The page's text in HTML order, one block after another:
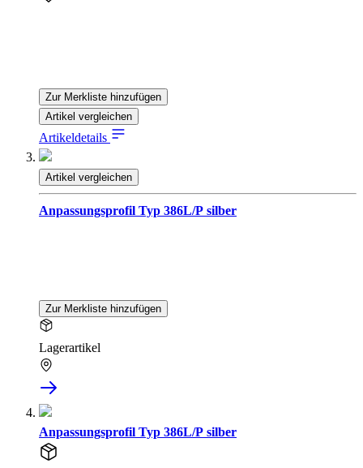
Zur Merkliste hinzufügen
Artikel vergleichen
Artikeldetails
Artikel vergleichen
Anpassungsprofil Typ 386L/P silber
Zur Merkliste hinzufügen
Lagerartikel
Anpassungsprofil Typ 386L/P silber